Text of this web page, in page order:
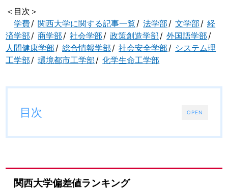
＜目次＞
学費
関西大学に関する記事一覧 法学部 文学部
経
済学部
商学部 社会学部 政策創造学部
外国語学部
人間健康学部
総合情報学部 社会安全学部
システム理
工学部
環境都市工学部 化学生命工学部
OPEN
目次
関西大学偏差値ランキング